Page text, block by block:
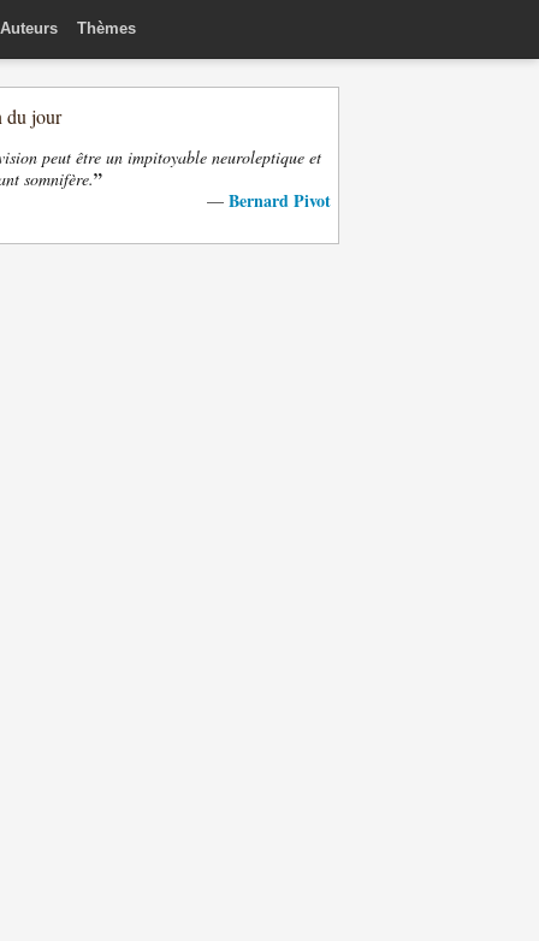
Auteurs Thèmes
du jour
peut être un impitoyable neuroleptique et
somnifère.”
— Bernard Pivot